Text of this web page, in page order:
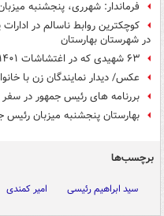
فرماندار: شهرری، پنجشنبه
در شهرستان بهارستان
۶۳ شهیدی که در اغتشاشات ۱۴۰۱ با جانشان امنیت آفریدند
عکس/ دیدار نمایندگان زن با
بررنامه های رئیس جمهور در
بهارستان پنجشنبه میزبان
برچسب‌ها
سید ابراهیم رئیسی امیر کمندی